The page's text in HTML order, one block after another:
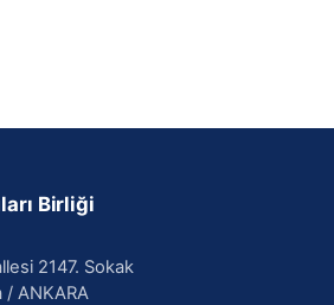
Eczaneler Dairesi Başkanlığı
Birliği
2147. Sokak
/ ANKARA